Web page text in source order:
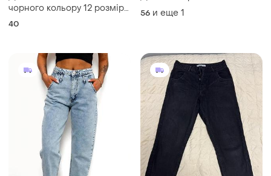
чорного кольору 12 розміру
reserved
40
56 и еще 1